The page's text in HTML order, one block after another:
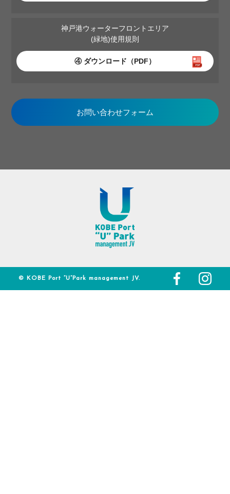
神戸港ウォーターフロントエリア
(緑地)使用規則
④ ダウンロード（PDF）
お問い合わせフォーム
© KOBE Port “U”Park management JV.